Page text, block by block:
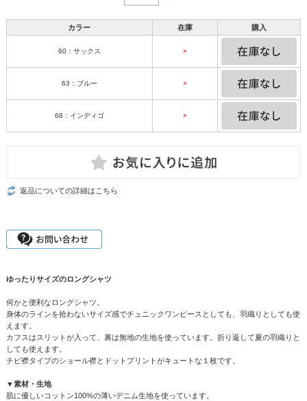
カラー 在庫 購入
60：サックス ×
63：ブルー ×
68：インディゴ ×
返品についての詳細はこちら
ゆったりサイズのロングシャツ
何かと便利なロングシャツ。
身体のラインを拾わないサイズ感でチュニックワンピースとしても、羽織りとしても使
えます。
カフスはスリットが入って、裏は無地の生地を使っています。折り返して夏の羽織りと
しても使えます。
チビ襟タイプのショール襟とドットプリントがキュートな１枚です。
▼素材・生地
肌に優しいコットン100%の薄いデニム生地を使っています。